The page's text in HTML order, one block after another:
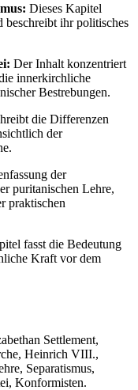
Dieses Kapitel
beschreibt ihr politisches
Der Inhalt konzentriert
innerkirchliche
Bestrebungen.
die Differenzen
der
der
puritanischen Lehre,
praktischen
fasst die Bedeutung
Kraft vor dem
Settlement,
Heinrich VIII.,
Separatismus,
Konformisten.